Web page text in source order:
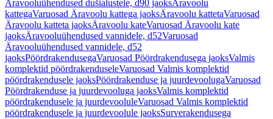
Äravooluühendused dušialustele, d90 jaoksÄravoolu
kattegaVaruosad Äravoolu kattega jaoksÄravoolu kattetaVaruosad
Äravoolu katteta jaoksÄravoolu kateVaruosad Äravoolu kate
jaoksÄravooluühendused vannidele, d52Varuosad
Äravooluühendused vannidele, d52
jaoksPöördrakendusegaVaruosad Pöördrakendusega jaoksValmis
komplektid pöördrakenduseleVaruosad Valmis komplektid
pöördrakendusele jaoksPöördrakenduse ja juurdevoolugaVaruosad
Pöördrakenduse ja juurdevooluga jaoksValmis komplektid
pöördrakendusele ja juurdevooluleVaruosad Valmis komplektid
pöördrakendusele ja juurdevoolule jaoksSurverakendusega